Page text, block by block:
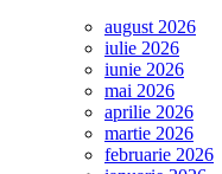
august 2026
iulie 2026
iunie 2026
mai 2026
aprilie 2026
martie 2026
februarie 2026